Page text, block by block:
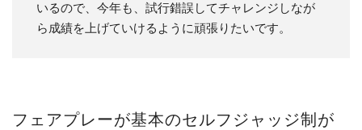
いるので、今年も、試行錯誤してチャレンジしなが
ら成績を上げていけるように頑張りたいです。
フェアプレーが基本のセルフジャッジ制が